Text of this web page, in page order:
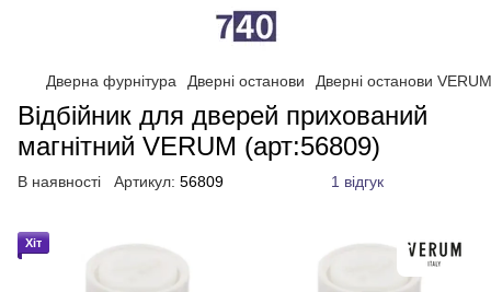
Дверна фурнітура Дверні останови Дверні останови
Відбійник для дверей прихований
магнітний VERUM (арт:56809)
В наявності Артикул: 56809 1 відгук
Хіт